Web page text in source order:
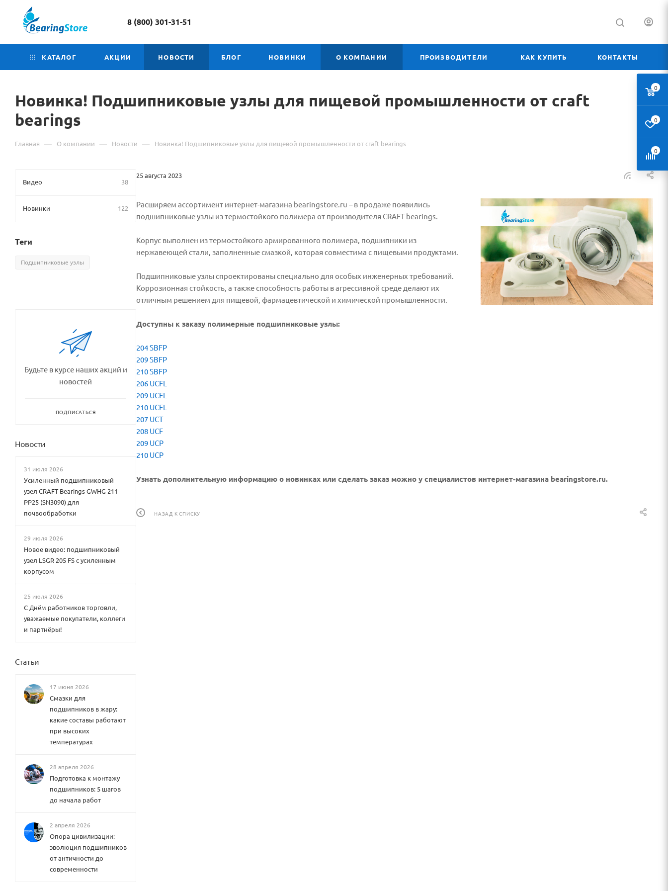
8 (800) 301-31-51
КАТАЛОГ АКЦИИ НОВОСТИ БЛОГ НОВИНКИ О КОМПАНИИ ПРОИЗВОДИТЕЛИ КАК КУПИТЬ КОНТАКТЫ
Новинка! Подшипниковые узлы для пищевой промышленности от craft
bearings
Главная — О компании — Новости — Новинка! Подшипниковые узлы для пищевой промышленности от craft bearings
25 августа 2023
Расширяем ассортимент интернет-магазина bearingstore.ru – в продаже появились
подшипниковые узлы из термостойкого полимера от производителя CRAFT bearings.
Корпус выполнен из термостойкого армированного полимера, подшипники из
нержавеющей стали, заполненные смазкой, которая совместима с пищевыми продуктами.
Подшипниковые узлы спроектированы специально для особых инженерных требований.
Коррозионная стойкость, а также способность работы в агрессивной среде делают их
отличным решением для пищевой, фармацевтической и химической промышленности.
Доступны к заказу полимерные подшипниковые узлы:
204 SBFP
209 SBFP
210 SBFP
206 UCFL
209 UCFL
210 UCFL
207 UCT
208 UCF
209 UCP
210 UCP
Узнать дополнительную информацию о новинках или сделать заказ можно у специалистов интернет-магазина bearingstore.ru.
НАЗАД К СПИСКУ
Видео 38
Новинки 122
Теги
Подшипниковые узлы
Будьте в курсе наших акций и
новостей
ПОДПИСАТЬСЯ
Новости
31 июля 2026
Усиленный подшипниковый
узел CRAFT Bearings GWHG 211
PP25 (SN3090) для
почвообработки
29 июля 2026
Новое видео: подшипниковый
узел LSGR 205 FS с усиленным
корпусом
25 июля 2026
С Днём работников торговли,
уважаемые покупатели, коллеги
и партнёры!
Статьи
17 июня 2026
Смазки для
подшипников в жару:
какие составы работают
при высоких
температурах
28 апреля 2026
Подготовка к монтажу
подшипников: 5 шагов
до начала работ
2 апреля 2026
Опора цивилизации:
эволюция подшипников
от античности до
современности
0
0
0